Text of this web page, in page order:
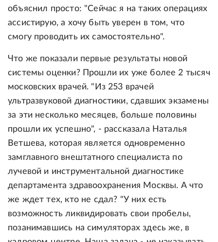
объяснил просто: "Сейчас я на таких операциях
ассистирую, а хочу быть уверен в том, что
смогу проводить их самостоятельно".
Что же показали первые результаты новой
системы оценки? Прошли их уже более 2 тысяч
московских врачей. "Из 253 врачей
ультразвуковой диагностики, сдавших экзамены
за эти несколько месяцев, больше половины
прошли их успешно", - рассказала Наталья
Ветшева, которая является одновременно
замглавного внештатного специалиста по
лучевой и инструментальной диагностике
департамента здравоохранения Москвы. А что
же ждет тех, кто не сдал? "У них есть
возможность ликвидировать свои пробелы,
позанимавшись на симуляторах здесь же, в